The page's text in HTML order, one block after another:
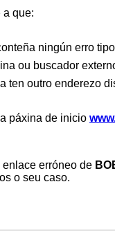
a que:
ningún erro
ou buscador
ten outro enderezo
páxina de inicio
erróneo de
o seu caso.